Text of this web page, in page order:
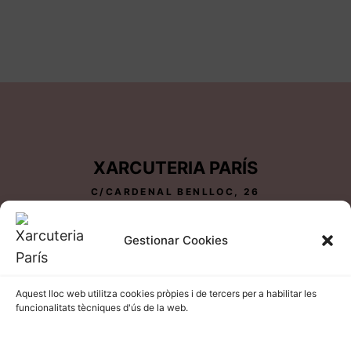
Gestionar Cookies
Aquest lloc web utilitza cookies pròpies i de tercers per a habilitar les
funcionalitats tècniques d'ús de la web.
XARCUTERIA PARÍS
C/CARDENAL BENLLOC, 26